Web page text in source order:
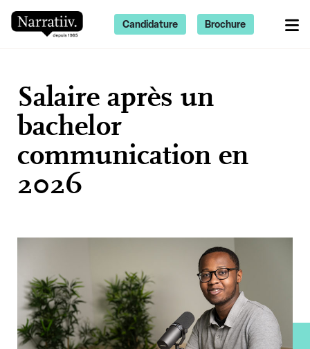
Salaire après un
bachelor
communication en
2026
Candidature Brochure